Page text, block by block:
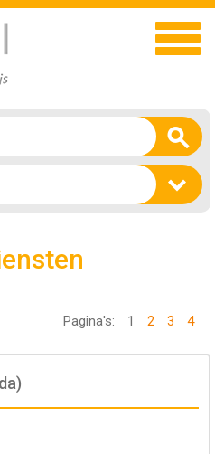
Pagina's: 1 2 3 4